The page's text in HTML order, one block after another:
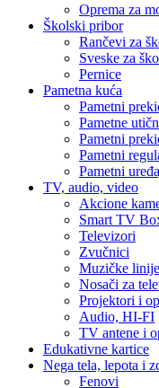
Oprema za
Školski pribor
Rančevi za
Sveske za
Pernice
Pametna kuća
Pametni
Pametne
Pametni
Pametni
Pametni
TV, audio, video
Akcione
Smart TV
Televizori
Zvučnici
Muzičke linije
Nosači za
Projektori i
Audio, HI-FI
TV antene i
Edukativne kartice
Nega tela, lepota i
Fenovi